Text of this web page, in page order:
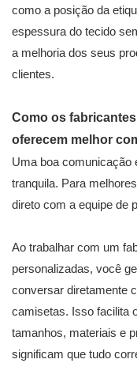
como a posição da
espessura do tecido
a melhoria dos seus
clientes.
Como os
oferecem melhor
Uma boa comunicação
tranquila. Para
direto com a equipe de
Ao trabalhar com um
personalizadas, você
conversar diretamente
camisetas. Isso facilita
tamanhos, materiais e
significam que tudo